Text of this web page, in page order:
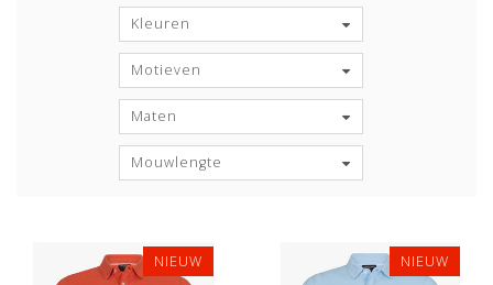
Kleuren
Motieven
Maten
Mouwlengte
NIEUW NIEUW